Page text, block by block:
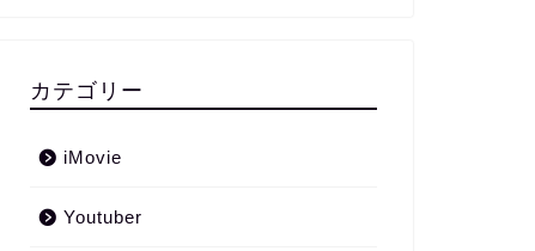
カテゴリー
iMovie
Youtuber